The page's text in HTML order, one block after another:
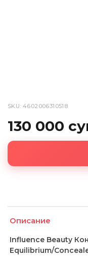
SKU: 4602006310518
130 000
Описание
Influence Beauty
Equilibrium/